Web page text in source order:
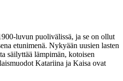
luvun puolivälissä, ja se on ollut
etunimenä. Nykyään uusien lasten
säilyttää lämpimän, kotoisen
Katariina ja Kaisa ovat